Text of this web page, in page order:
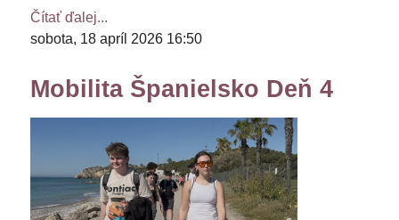
Čítať ďalej...
sobota, 18 apríl 2026 16:50
Mobilita Španielsko Deň 4